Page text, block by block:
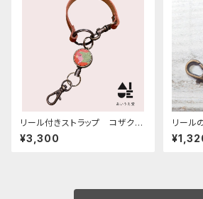
リール付きストラップ コザクラ
インコ ノーマル レッドブラウ
ン × キャメル こざくらいん
¥3,300
リー
レイン
いいん